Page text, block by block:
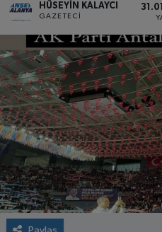
HÜSEYIN KALAYCI
GAZETECI